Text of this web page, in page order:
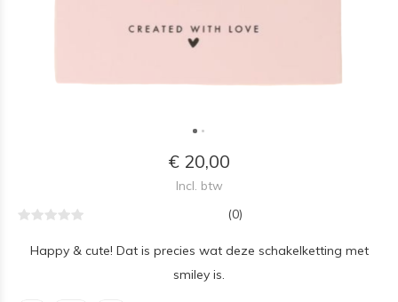
€ 20,00
Incl. btw
(0)
Happy & cute! Dat is precies wat deze schakelketting met
smiley is.